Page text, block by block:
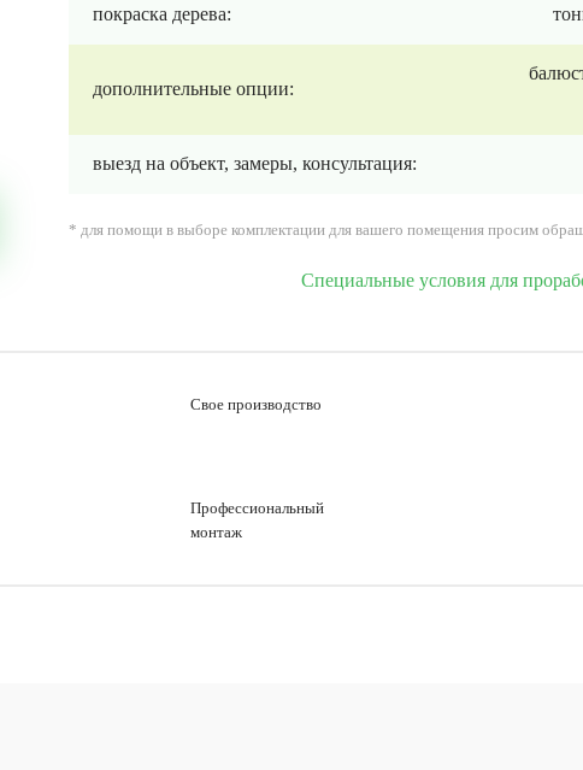
покраска дерева:
дополнительные опции:
выезд на объект, замеры, консультация:
* для помощи в выборе комплектации для вашего помещения просим
Специальные условия для
Свое производство
Профессиональный
монтаж